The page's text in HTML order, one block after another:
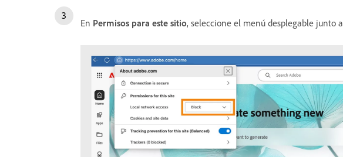
En Permisos para este sitio, seleccione el menú desplegable junto a